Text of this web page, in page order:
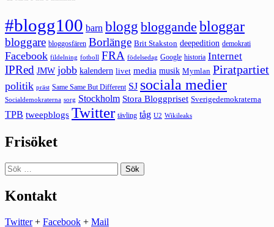
#blogg100 barn blogg bloggande bloggar
bloggare bloggosfären Borlänge Brit Stakston deepedition demokrati
Facebook fildelning fotboll FRA födelsedag Google historia Internet
IPRed JMW jobb kalendern livet media musik Mymlan Piratpartiet
politik präst Same Same But Different SJ sociala medier
Socialdemokraterna sorg Stockholm Stora Bloggpriset Sverigedemokraterna
TPB tweepblogs Twitter tävling tåg U2 Wikileaks
Frisöket
Sök
efter:
Kontakt
Twitter+ Facebook + Mail